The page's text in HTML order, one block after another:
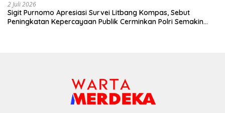
2 Juli 2026
Sigit Purnomo Apresiasi Survei Litbang Kompas, Sebut
Peningkatan Kepercayaan Publik Cerminkan Polri Semakin